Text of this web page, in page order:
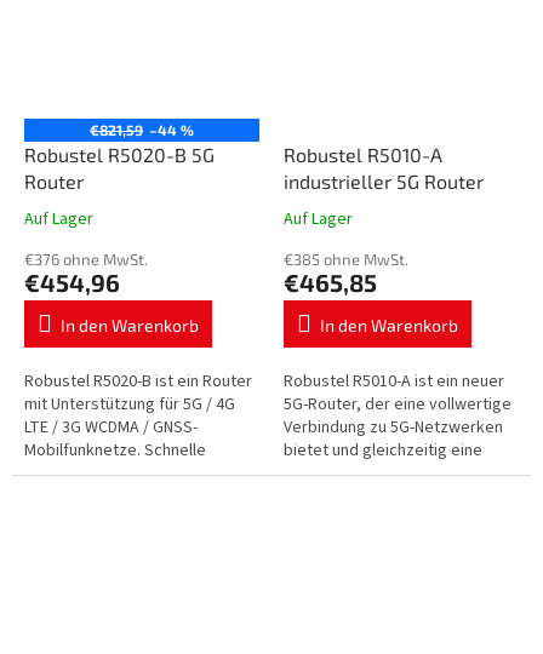
€821,59 –44 %
Robustel R5020-B 5G
Router
Auf Lager
€376 ohne MwSt.
€454,96
In den Warenkorb
Robustel R5020-B ist ein Router
mit Unterstützung für 5G / 4G
LTE / 3G WCDMA / GNSS-
Mobilfunknetze. Schnelle
Internetverbindung, RCMS –
Robustel R5010-A
industrieller 5G Router
Auf Lager
€385 ohne MwSt.
€465,85
In den Warenkorb
Robustel R5010-A ist ein neuer
5G-Router, der eine vollwertige
Verbindung zu 5G-Netzwerken
bietet und gleichzeitig eine
Backup-Verbindung zu 4G und